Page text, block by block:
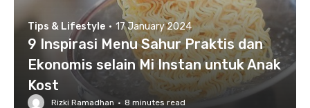
Tips & Lifestyle · 17 January 2024
9 Inspirasi Menu Sahur Praktis dan
Ekonomis selain Mi Instan untuk Anak
Kost
Rizki Ramadhan · 8 minutes read